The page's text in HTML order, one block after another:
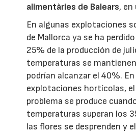
alimentàries de Balears, en
En algunas explotaciones
de Mallorca ya se ha
25% de la producción de
temperaturas se
podrían alcanzar el 40%.
explotaciones hortícolas,
problema se produce
temperaturas superan los
las flores se desprenden y